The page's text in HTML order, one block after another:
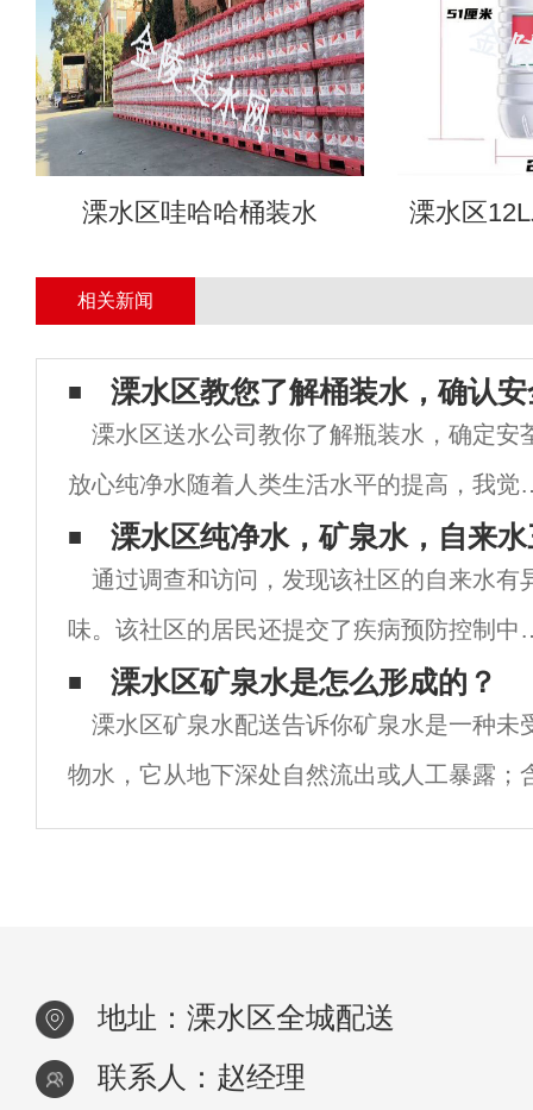
溧水区哇哈哈桶装水 溧水区
相关新闻
溧水区教您了解桶装水，确认
溧水区送水公司教你了解瓶装水，确定安
放心纯净水随着人类生活水平的提高，我觉
今年你逐渐关注纯水的安荃和高质量问题，
为了高质量的饮用水的安荃，相当多的人使
瓶装水。然而，瓶装水造成的许多问题，一
突然
溧水区纯净水，矿泉水，自来
通过调查和访问，发现该社区的自来水有
味。该社区的居民还提交了疾病预防控制中
出具的检测报告，发现这些自来水中的细菌
量超过了标准。尽管这个问题很快得到了解
决，但该社区的居民表示：未来最好使用更
的纯
溧水区矿泉水是怎么形成的？
溧水区矿泉水配送告诉你矿泉水是一种未
物水，它从地下深处自然流出或人工暴露；
物盐、微量元素或二氧化碳气体；在正常情
地址：溧水区全城配送
联系人：赵经理